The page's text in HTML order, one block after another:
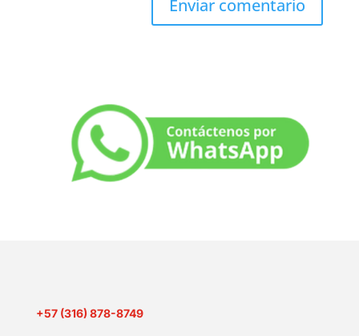
+57 (316) 878-8749